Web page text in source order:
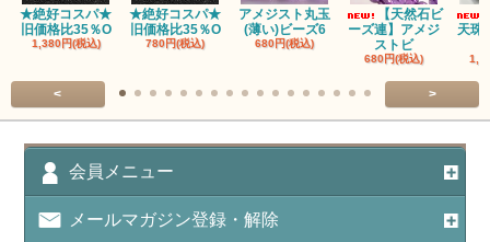
アベンチュリン(クォーツァイト/Aventurine)
アポフィライト（Apophylite）/魚眼石
アメジスト（紫水晶/Amethyst）
アメシスティンクォーツ（Amethest in quartz）
★絶好コスパ★
旧価格比35％O
1,380円(税込)
★絶好コスパ★
旧価格比35％O
780円(税込)
アメジスト丸玉
(薄い)ビーズ6
680円(税込)
【天然石ビ
ーズ連】アメジ
ストビ
680円(税込)
天珠
< >
会員メニュー
メールマガジン登録・解除